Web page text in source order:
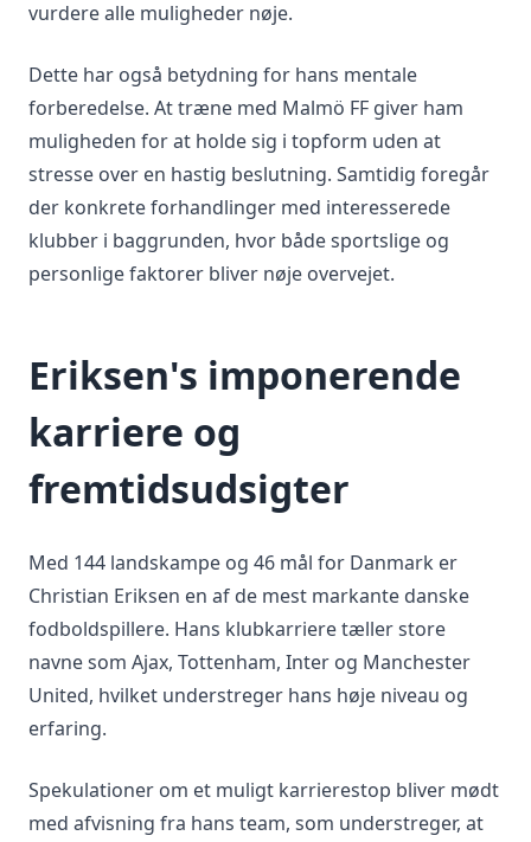
vurdere alle muligheder nøje.
Dette har også betydning for hans mentale
forberedelse. At træne med Malmö FF giver ham
muligheden for at holde sig i topform uden at
stresse over en hastig beslutning. Samtidig foregår
der konkrete forhandlinger med interesserede
klubber i baggrunden, hvor både sportslige og
personlige faktorer bliver nøje overvejet.
Eriksen's imponerende
karriere og
fremtidsudsigter
Med 144 landskampe og 46 mål for Danmark er
Christian Eriksen en af de mest markante danske
fodboldspillere. Hans klubkarriere tæller store
navne som Ajax, Tottenham, Inter og Manchester
United, hvilket understreger hans høje niveau og
erfaring.
Spekulationer om et muligt karrierestop bliver mødt
med afvisning fra hans team, som understreger, at